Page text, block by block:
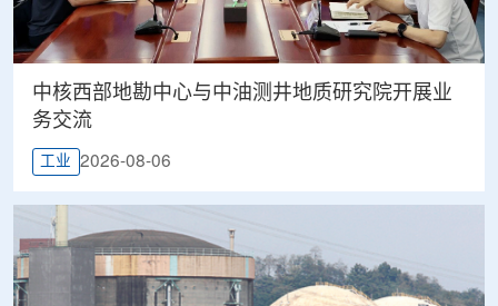
中核西部地勘中心与中油测井地质研究院开展业
务交流
工业 2026-08-06